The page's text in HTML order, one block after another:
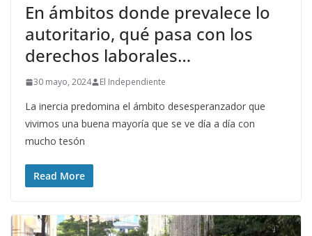
En ámbitos donde prevalece lo
autoritario, qué pasa con los
derechos laborales…
30 mayo, 2024 El Independiente
La inercia predomina el ámbito desesperanzador que
vivimos una buena mayoría que se ve día a día con
mucho tesón
Read More